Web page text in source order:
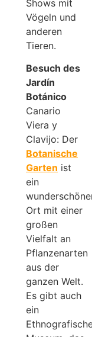
Shows mit
Vögeln und
anderen
Tieren.
Besuch des
Jardín
Botánico
Canario
Viera y
Clavijo: Der
Botanische
Garten ist
ein
Ort mit einer
großen
Vielfalt an
Pflanzenarten
aus der
ganzen Welt.
Es gibt auch
ein